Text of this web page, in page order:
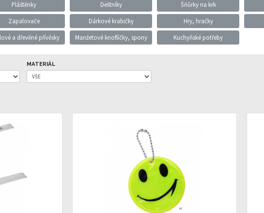
Pláštěnky Deštníky Šňůrky na krk
Zapalovače Dárkové krabičky Hry, hračky
a dřevěné přívěsky Manžetové knoflíčky, spony Kuchyňské potřeby
MATERIÁL